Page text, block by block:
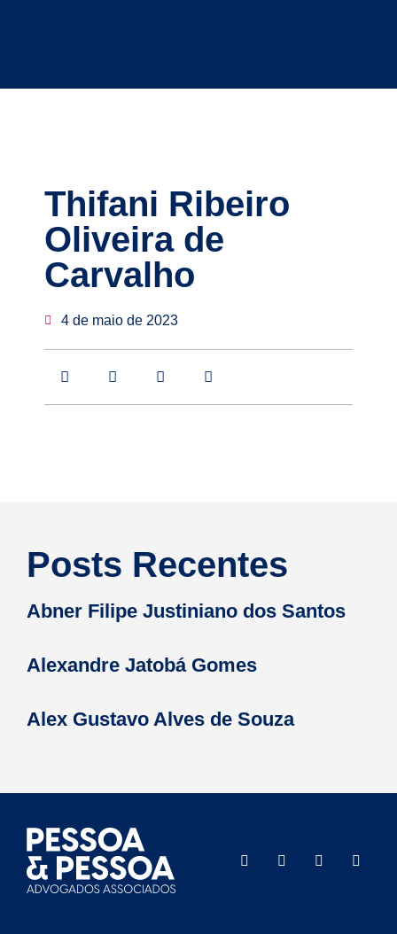
Thifani Ribeiro
Oliveira de
Carvalho
4 de maio de 2023
Posts Recentes
Abner Filipe Justiniano dos Santos
Alexandre Jatobá Gomes
Alex Gustavo Alves de Souza